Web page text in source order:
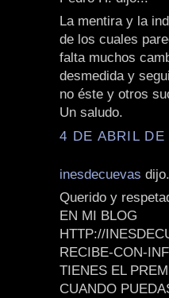
La mentira y la
de los cuales
falta muchos
desmedida y
no éste y otros
Un saludo.
4 DE ABRIL DE
inesdecuevas
Querido y
EN MI BLOG
HTTP://
RECIBE-CON-
TIENES EL
CUANDO